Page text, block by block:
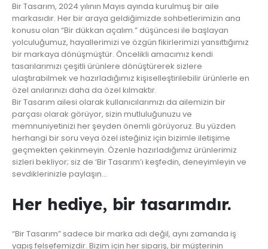
Bir Tasarım, 2024 yılının Mayıs ayında kurulmuş bir aile
markasıdır. Her bir araya geldiğimizde sohbetlerimizin ana
konusu olan “Bir dükkan açalım.” düşüncesi ile başlayan
yolculuğumuz, hayallerimizi ve özgün fikirlerimizi yansıttığımız
bir markaya dönüşmüştür. Öncelikli amacımız kendi
tasarılarımızı çeşitli ürünlere dönüştürerek sizlere
ulaştırabilmek ve hazırladığımız kişiselleştirilebilir ürünlerle en
özel anılarınızı daha da özel kılmaktır.
Bir Tasarım ailesi olarak kullanıcılarımızı da ailemizin bir
parçası olarak görüyor, sizin mutluluğunuzu ve
memnuniyetinizi her şeyden önemli görüyoruz. Bu yüzden
herhangi bir soru veya özel isteğiniz için bizimle iletişime
geçmekten çekinmeyin. Özenle hazırladığımız ürünlerimiz
sizleri bekliyor; siz de ‘Bir Tasarım’ı keşfedin, deneyimleyin ve
sevdiklerinizle paylaşın…
Her hediye, bir tasarımdır.
“Bir Tasarım” sadece bir marka adı değil, aynı zamanda iş
yapış felsefemizdir. Bizim için her sipariş, bir müşterinin